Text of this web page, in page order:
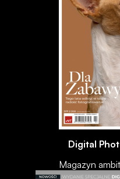
Digital
Magazyn